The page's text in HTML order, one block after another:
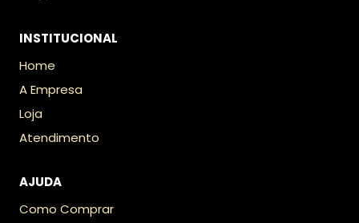
INSTITUCIONAL
Home
A Empresa
Loja
Atendimento
AJUDA
Como Comprar